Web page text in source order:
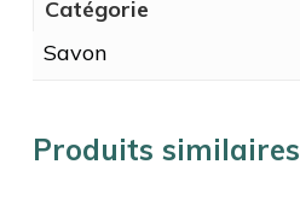
Catégorie
Savon
Produits similaires